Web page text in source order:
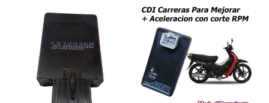
MEJORA
TU
cantidad
Volts
digital